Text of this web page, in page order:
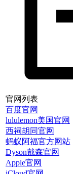
官网列表
百度官网
lululemon美国官网
西祠胡同官网
蚂蚁阿福官方网站
Dyson戴森官网
Apple官网